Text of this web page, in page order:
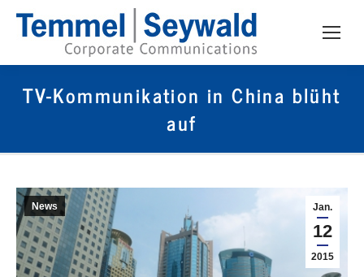
TV-Kommunikation in China blüht
auf
Jan.
12
2015
News